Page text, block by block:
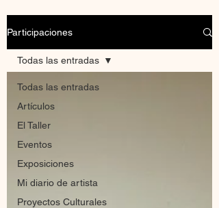
Participaciones
Todas las entradas
Artículos
El Taller
Eventos
Exposiciones
Mi diario de artista
Proyectos Culturales
Todas las entradas